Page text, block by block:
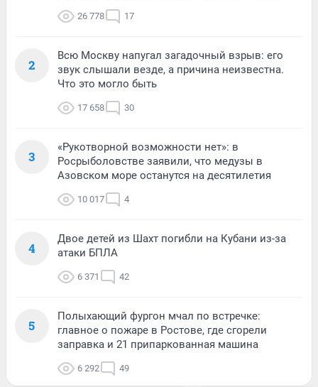
26 778 17
2
Всю Москву напугал загадочный взрыв: его
звук слышали везде, а причина неизвестна.
Что это могло быть
17 658 30
3
«Рукотворной возможности нет»: в
Росрыболовстве заявили, что медузы в
Азовском море останутся на десятилетия
10 017 4
4
Двое детей из Шахт погибли на Кубани из-за
атаки БПЛА
6 371 42
5
Полыхающий фургон мчал по встречке:
главное о пожаре в Ростове, где сгорели
заправка и 21 припаркованная машина
6 292 49